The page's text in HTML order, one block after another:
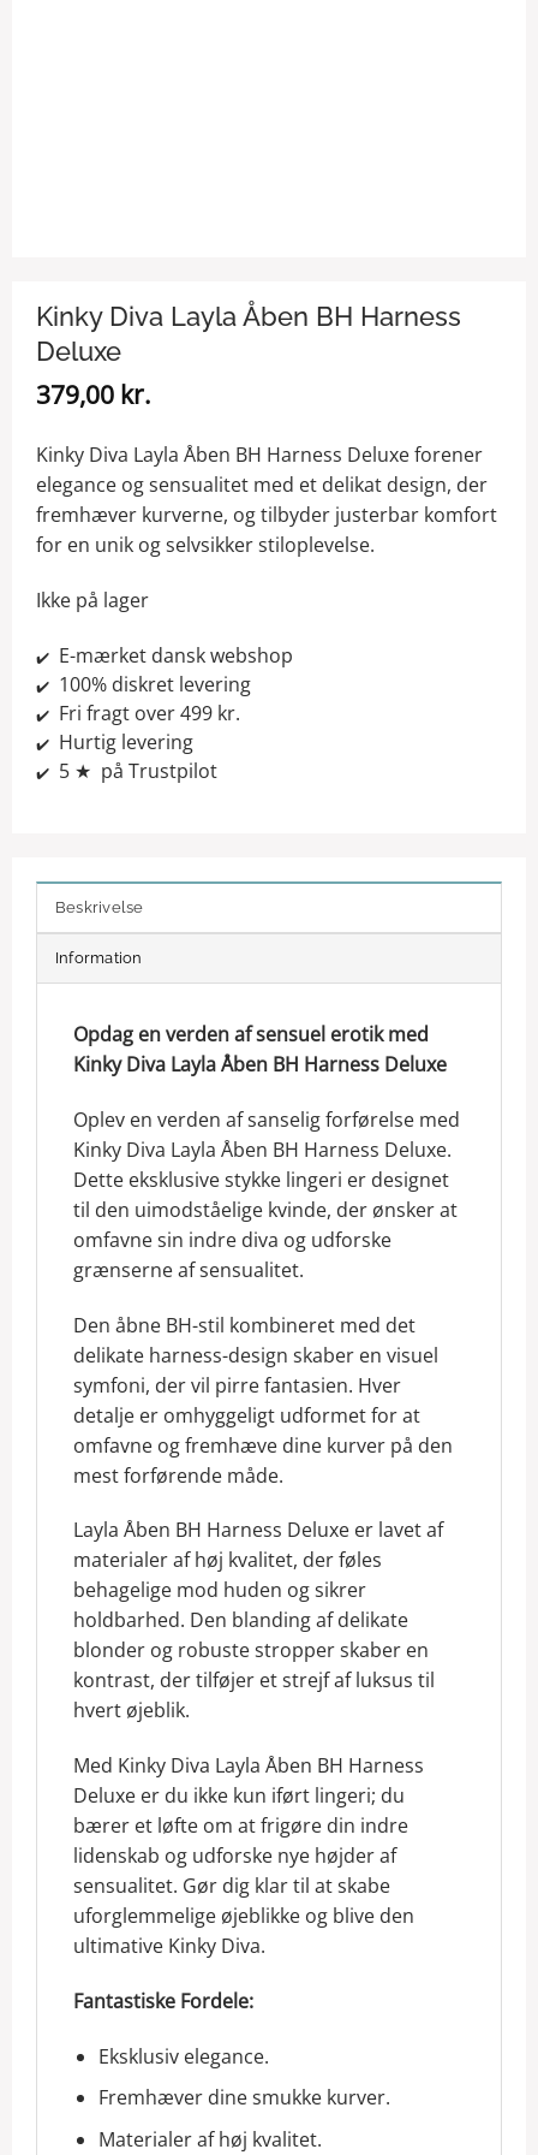
Kinky Diva Layla Åben BH Harness
Deluxe
379,00 kr.
Kinky Diva Layla Åben BH Harness Deluxe forener
elegance og sensualitet med et delikat design, der
fremhæver kurverne, og tilbyder justerbar komfort
for en unik og selvsikker stiloplevelse.
Ikke på lager
✔️E-mærket dansk webshop
✔️100% diskret levering
✔️Fri fragt over 499 kr.
✔️Hurtig levering
✔️5 ★ på Trustpilot
Beskrivelse
Information
Opdag en verden af sensuel erotik med
Kinky Diva Layla Åben BH Harness Deluxe
Oplev en verden af sanselig forførelse med
Kinky Diva Layla Åben BH Harness Deluxe.
Dette eksklusive stykke lingeri er designet
til den uimodståelige kvinde, der ønsker at
omfavne sin indre diva og udforske
grænserne af sensualitet.
Den åbne BH-stil kombineret med det
delikate harness-design skaber en visuel
symfoni, der vil pirre fantasien. Hver
detalje er omhyggeligt udformet for at
omfavne og fremhæve dine kurver på den
mest forførende måde.
Layla Åben BH Harness Deluxe er lavet af
materialer af høj kvalitet, der føles
behagelige mod huden og sikrer
holdbarhed. Den blanding af delikate
blonder og robuste stropper skaber en
kontrast, der tilføjer et strejf af luksus til
hvert øjeblik.
Med Kinky Diva Layla Åben BH Harness
Deluxe er du ikke kun iført lingeri; du
bærer et løfte om at frigøre din indre
lidenskab og udforske nye højder af
sensualitet. Gør dig klar til at skabe
uforglemmelige øjeblikke og blive den
ultimative Kinky Diva.
Fantastiske Fordele:
Eksklusiv elegance.
Fremhæver dine smukke kurver.
Materialer af høj kvalitet.